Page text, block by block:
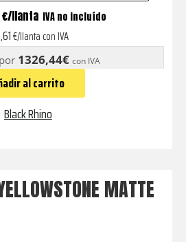
€ IVA no incluído
€/llanta con IVA
1326,44€ con IVA
al carrito
Black Rhino
MATTE